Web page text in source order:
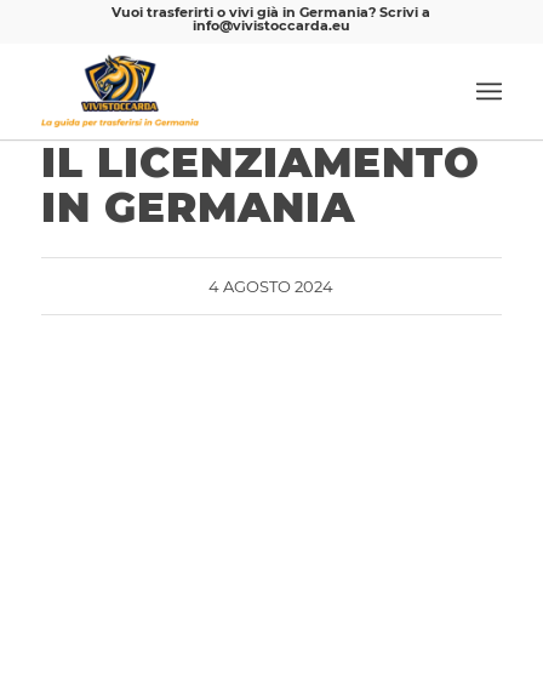
Vuoi trasferirti o vivi già in Germania? Scrivi a
info@vivistoccarda.eu
IL LICENZIAMENTO
IN GERMANIA
4 AGOSTO 2024